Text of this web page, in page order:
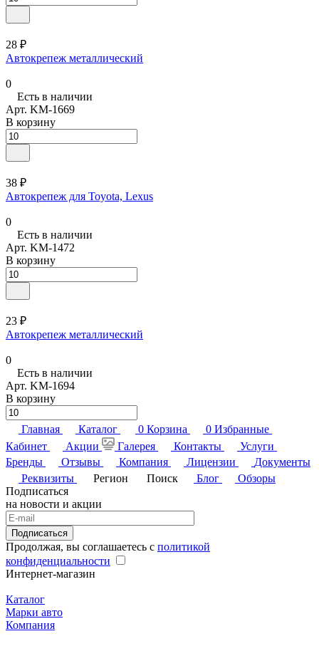
28 ₽
Автокрепеж металлический
0
Есть в наличии
Арт. KM-1669
В корзину
38 ₽
Автокрепеж для Toyota, Lexus
0
Есть в наличии
Арт. KM-1472
В корзину
23 ₽
Автокрепеж металлический
0
Есть в наличии
Арт. KM-1694
В корзину
Главная Каталог 0 Корзина 0 Избранные
Кабинет
Акции Галерея Контакты
Услуги
Бренды
Отзывы Компания Лицензии
Документы
Реквизиты
Регион Поиск Блог
Обзоры
Подписаться
на новости и акции
Подписаться
Продолжая, вы соглашаетесь с политикой
конфиденциальности
Интернет-магазин
Каталог
Марки авто
Компания